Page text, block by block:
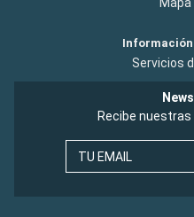
Servicios
Recibe
TU EMAIL